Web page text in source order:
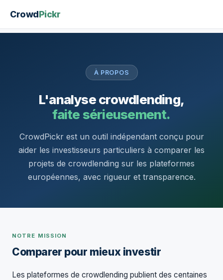
CrowdPickr
À PROPOS
L'analyse crowdlending,
faite sérieusement.
CrowdPickr est un outil indépendant conçu pour
aider les investisseurs particuliers à comparer les
projets de crowdlending sur les plateformes
européennes, avec rigueur et transparence.
NOTRE MISSION
Comparer pour mieux investir
Les plateformes de crowdlending publient des centaines